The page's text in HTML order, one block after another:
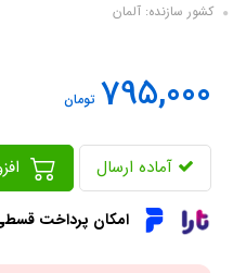
کشور سازنده: آلمان
795,000 تومان
آماده ارسال
امکان پرداخت